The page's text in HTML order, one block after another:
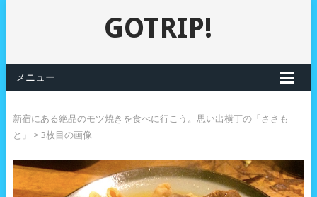
GOTRIP!
メニュー
新宿にある絶品のモツ焼きを食べに行こう。思い出横丁の「ささも
と」
> 3枚目の画像